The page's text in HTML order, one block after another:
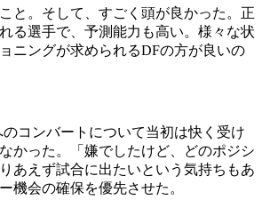
と。そして、すごく頭が良かった。正
る選手で、予測能力も高い。様々な状
ニングが求められるDFの方が良いの
コンバートについて当初は快く受け
かった。「嫌でしたけど、どのポジシ
あえず試合に出たいという気持ちもあ
機会の確保を優先させた。